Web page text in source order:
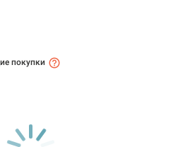
покупки